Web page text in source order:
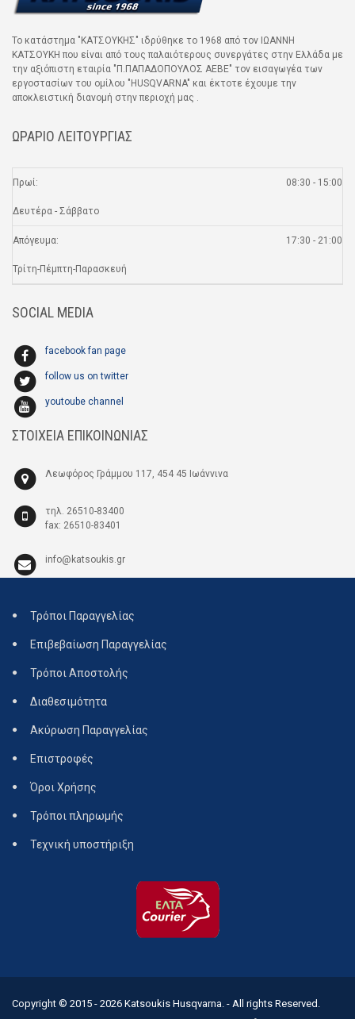
Το κατάστημα "ΚΑΤΣΟΥΚΗΣ" ιδρύθηκε το 1968 από τον ΙΩΑΝΝΗ
ΚΑΤΣΟΥΚΗ που είναι από τους παλαιότερους συνεργάτες στην Ελλάδα με
την αξιόπιστη εταιρία "Π.ΠΑΠΑΔΟΠΟΥΛΟΣ ΑΕΒΕ" τον εισαγωγέα των
εργοστασίων του ομίλου "HUSQVARNA" και έκτοτε έχουμε την
αποκλειστική διανομή στην περιοχή μας .
ΩΡΑΡΙΟ ΛΕΙΤΟΥΡΓΙΑΣ
Πρωί:
Δευτέρα - Σάββατο
08:30 - 15:00
Απόγευμα:
Τρίτη-Πέμπτη-Παρασκευή
17:30 - 21:00
SOCIAL MEDIA
facebook fan page
follow us on twitter
youtoube channel
ΣΤΟΙΧΕΙΑ ΕΠΙΚΟΙΝΩΝΙΑΣ
Λεωφόρος Γράμμου 117, 454 45 Ιωάννινα
τηλ. 26510-83400
fax: 26510-83401
info@katsoukis.gr
Τρόποι Παραγγελίας
Επιβεβαίωση Παραγγελίας
Τρόποι Αποστολής
Διαθεσιμότητα
Ακύρωση Παραγγελίας
Επιστροφές
Όροι Χρήσης
Τρόποι πληρωμής
Τεχνική υποστήριξη
Copyright © 2015 - 2026 Katsoukis Husqvarna. - All rights Reserved.